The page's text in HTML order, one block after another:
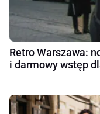
Retro Warszawa:
i darmowy wstęp